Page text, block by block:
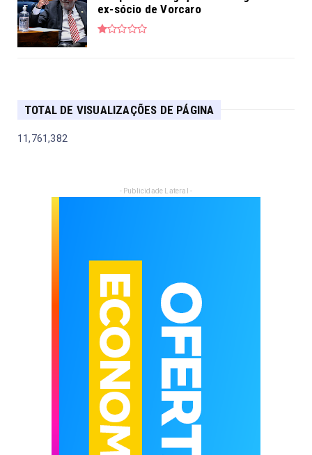
ex-sócio de Vorcaro
TOTAL DE VISUALIZAÇÕES DE PÁGINA
11,761,382
- Publicidade Lateral -